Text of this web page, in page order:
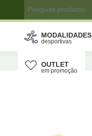
MODALIDADES
desportivas
OUTLET
em promoção